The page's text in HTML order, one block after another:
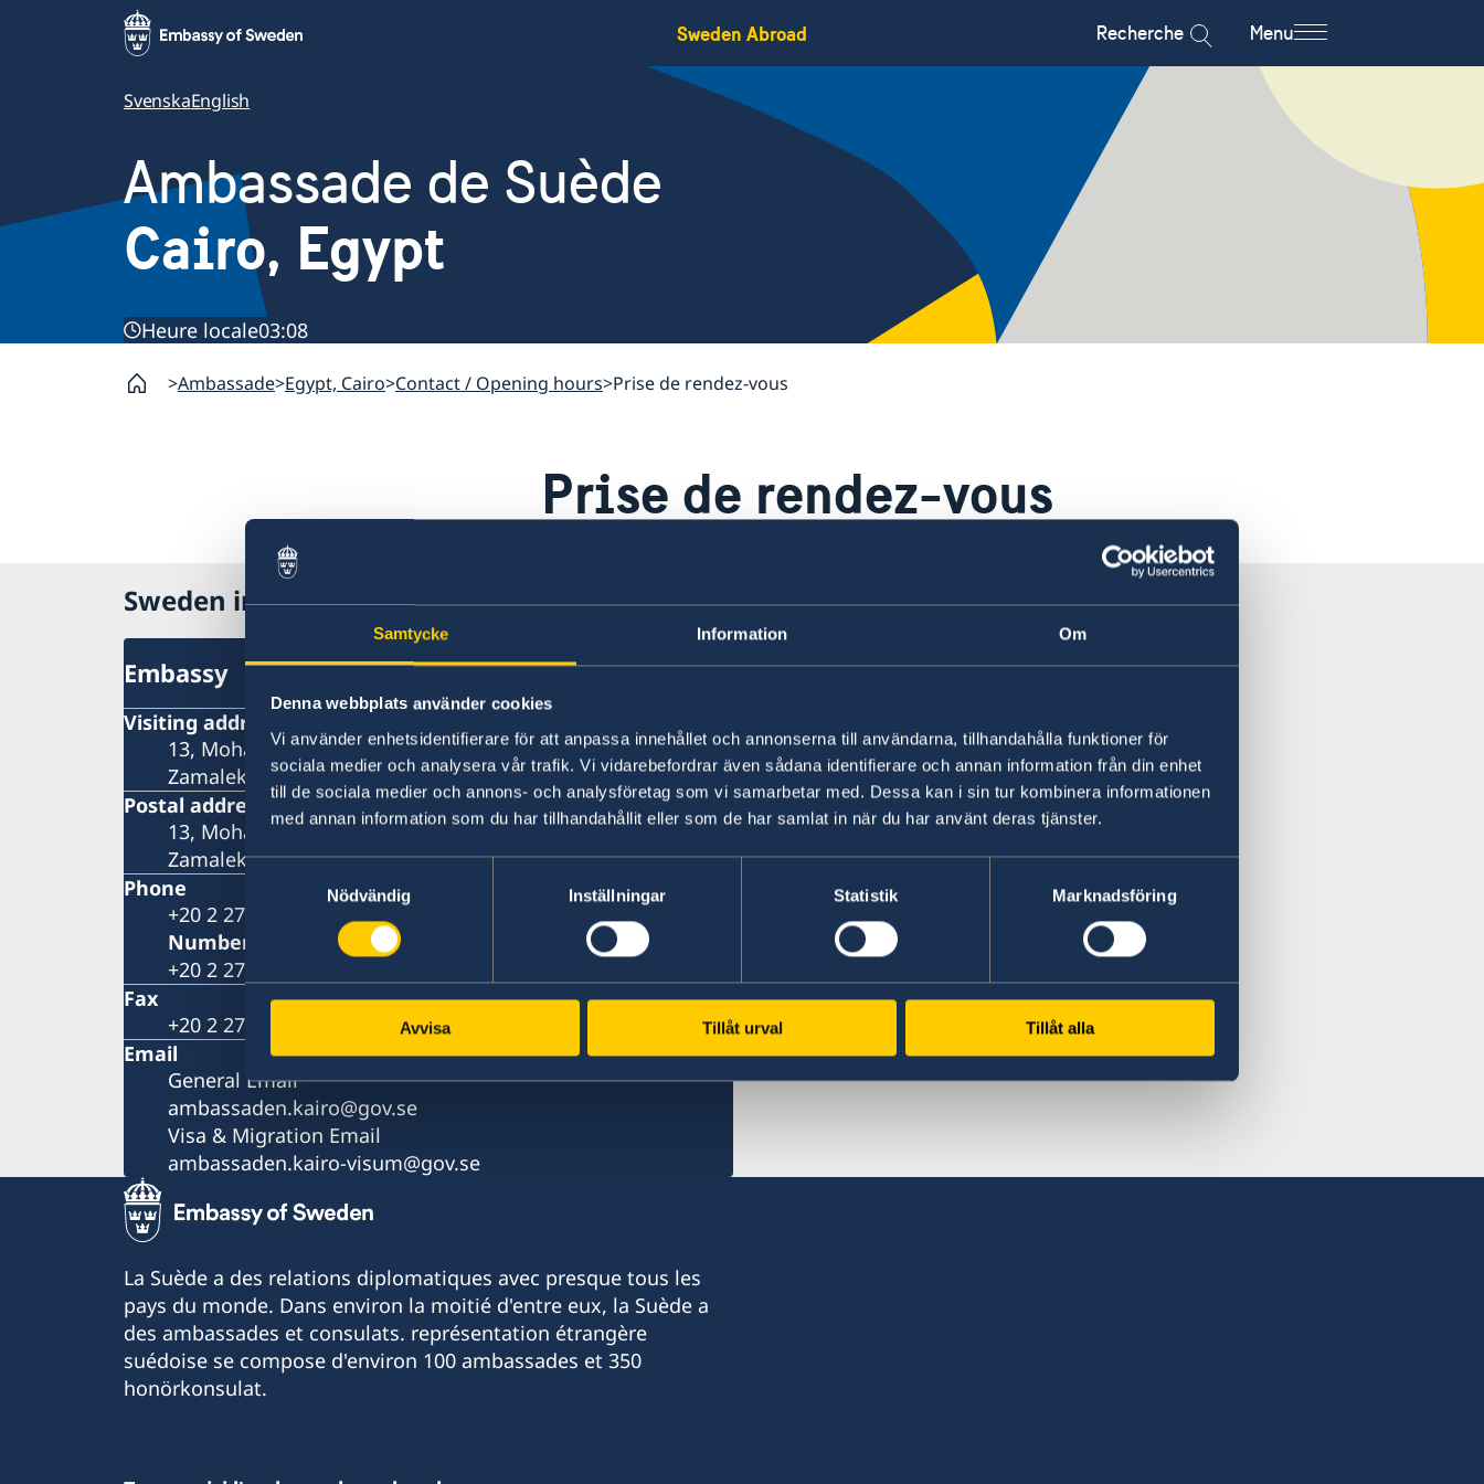
Samtycke Information Om
Denna webbplats använder cookies
Vi använder enhetsidentifierare för att anpassa innehållet och annonserna till användarna, tillhandahålla funktioner för
sociala medier och analysera vår trafik. Vi vidarebefordrar även sådana identifierare och annan information från din enhet
till de sociala medier och annons- och analysföretag som vi samarbetar med. Dessa kan i sin tur kombinera informationen
med annan information som du har tillhandahållit eller som de har samlat in när du har använt deras tjänster.
Samtyckesval
Nödvändig
Inställningar Statistik Marknadsföring
Avvisa Tillåt urval Tillåt alla
Sweden Abroad Recherche Menu
SvenskaEnglish
Ambassade de Suède
Cairo, Egypt
Heure locale03:08
Ambassade Egypt, Cairo Contact / Opening hours Prise de rendez-vous
Prise de rendez-vous
Sweden in Egypt
Embassy
Visiting address
13, Mohamed Mazhar St.
Zamalek, Cairo
Postal address
13, Mohamed Mazhar St.
Zamalek, Cairo
Phone
+20 2 2728 9200
Number for visa and migration
+20 2 2728 9270
Fax
+20 2 2728 9260
Email
General Email
ambassaden.kairo@gov.se
Visa & Migration Email
ambassaden.kairo-visum@gov.se
La Suède a des relations diplomatiques avec presque tous les
pays du monde. Dans environ la moitié d'entre eux, la Suède a
des ambassades et consulats. représentation étrangère
suédoise se compose d'environ 100 ambassades et 350
honörkonsulat.